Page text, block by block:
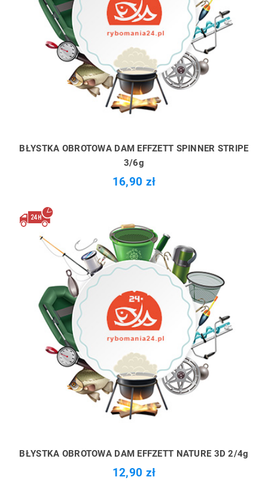
BŁYSTKA OBROTOWA DAM EFFZETT SPINNER STRIPE
3/6g
16,90 zł
BŁYSTKA OBROTOWA DAM EFFZETT NATURE 3D 2/4g
12,90 zł